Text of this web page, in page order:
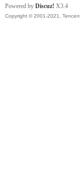
Powered by Discuz! X3.4
Copyright © 2001-2021,